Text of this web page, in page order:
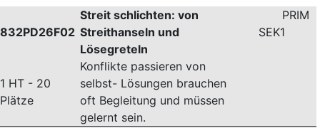
832PD26F02
Streit schlichten: von
Streithanseln und
Lösegreteln
PRIM
SEK1
1 HT - 20
Plätze
Konflikte passieren von
selbst- Lösungen brauchen
oft Begleitung und müssen
gelernt sein.